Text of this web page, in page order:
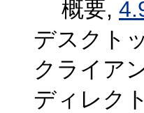
概要,
デスクト
クライア
ディレク